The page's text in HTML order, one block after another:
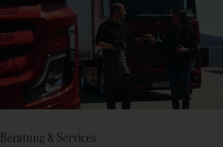
Beratung & Services